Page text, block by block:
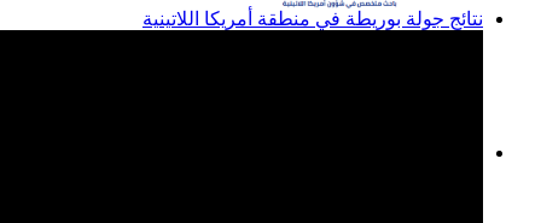
نتائج جولة بوريطة في منطقة أمريكا اللاتينية